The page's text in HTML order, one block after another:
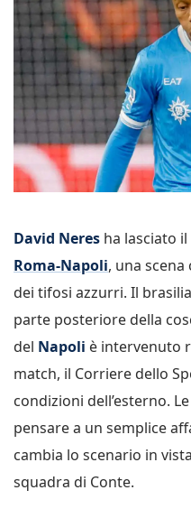
David Neres ha lasciato
Roma-Napoli, una
dei tifosi azzurri. Il
parte posteriore della
del Napoli è intervenuto
match, il Corriere dello
condizioni dell’esterno.
pensare a un semplice
cambia lo scenario in
squadra di Conte.